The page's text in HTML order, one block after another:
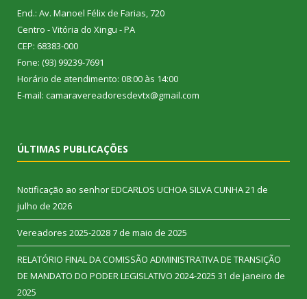
End.: Av. Manoel Félix de Farias, 720
Centro - Vitória do Xingu - PA
CEP: 68383-000
Fone: (93) 99239-7691
Horário de atendimento: 08:00 às 14:00
E-mail: camaravereadoresdevtx@gmail.com
ÚLTIMAS PUBLICAÇÕES
Notificação ao senhor EDCARLOS UCHOA SILVA CUNHA21 de
julho de 2026
Vereadores 2025-20287 de maio de 2025
RELATÓRIO FINAL DA COMISSÃO ADMINISTRATIVA DE TRANSIÇÃO
DE MANDATO DO PODER LEGISLATIVO 2024-2025 31 de janeiro de
2025